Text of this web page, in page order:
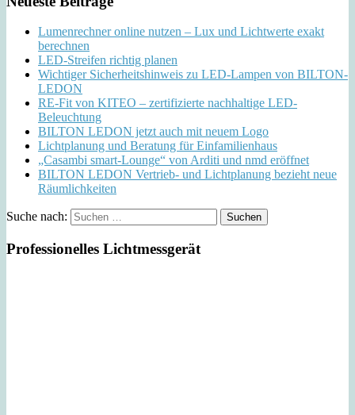
Lumenrechner online nutzen – Lux und Lichtwerte exakt
berechnen
LED-Streifen richtig planen
Wichtiger Sicherheitshinweis zu LED-Lampen von BILTON-
LEDON
RE-Fit von KITEO – zertifizierte nachhaltige LED-
Beleuchtung
BILTON LEDON jetzt auch mit neuem Logo
Lichtplanung und Beratung für Einfamilienhaus
„Casambi smart-Lounge“ von Arditi und nmd eröffnet
BILTON LEDON Vertrieb- und Lichtplanung bezieht neue
Räumlichkeiten
Suche nach:
Professionelles Lichtmessgerät